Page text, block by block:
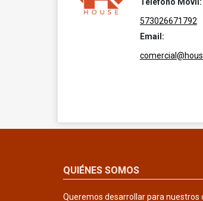
573026671792
Email:
QUIÉNES SOMOS
Queremos desarrollar para nuestros